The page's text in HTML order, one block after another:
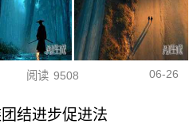
阅读 9508 06-26
结进步促进法